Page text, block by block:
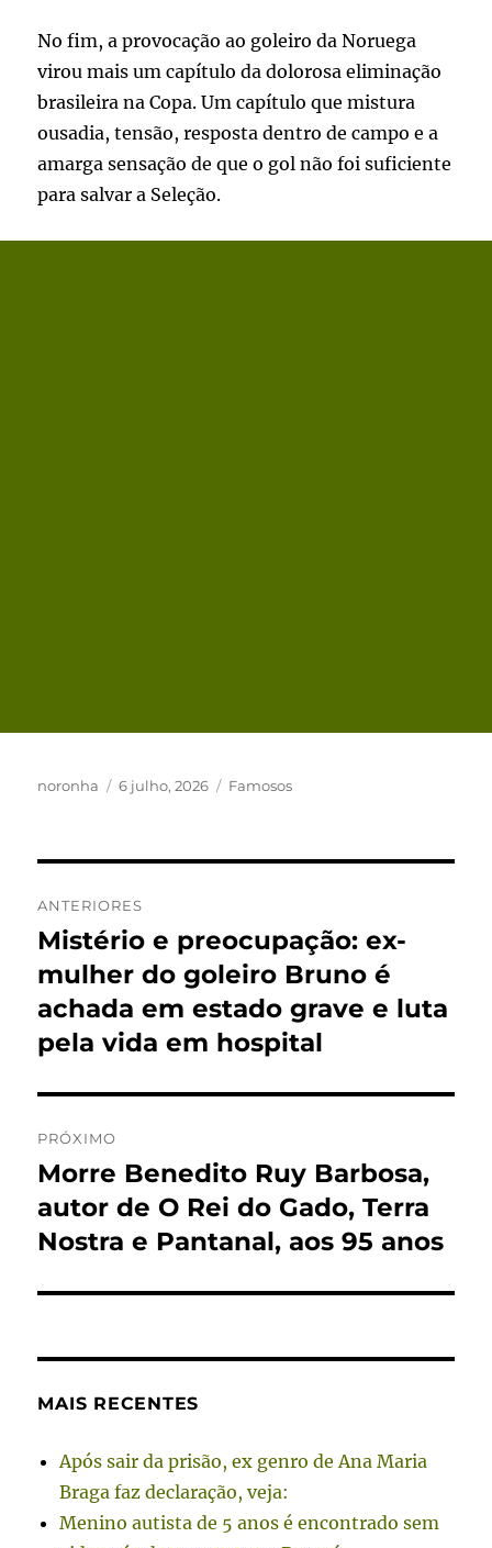
No fim, a provocação ao goleiro da Noruega
virou mais um capítulo da dolorosa eliminação
brasileira na Copa. Um capítulo que mistura
ousadia, tensão, resposta dentro de campo e a
amarga sensação de que o gol não foi suficiente
para salvar a Seleção.
Autor
noronha
Publicado
6 julho, 2026 Categorias
Famosos
de
Post
ANTERIORES
Post
anterior:
Mistério e preocupação: ex-
mulher do goleiro Bruno é
achada em estado grave e luta
pela vida em hospital
PRÓXIMO
Próximo
post:
Morre Benedito Ruy Barbosa,
autor de O Rei do Gado, Terra
Nostra e Pantanal, aos 95 anos
MAIS RECENTES
Após sair da prisão, ex genro de Ana Maria
Braga faz declaração, veja:
Menino autista de 5 anos é encontrado sem